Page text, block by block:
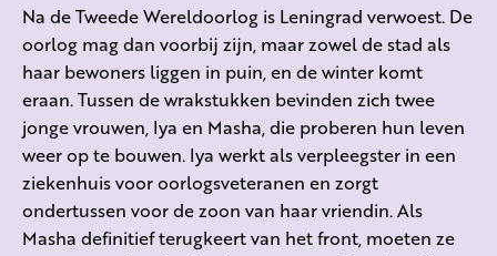
Na de Tweede Wereldoorlog is Leningrad verwoest. De
oorlog mag dan voorbij zijn, maar zowel de stad als
haar bewoners liggen in puin, en de winter komt
eraan. Tussen de wrakstukken bevinden zich twee
jonge vrouwen, Iya en Masha, die proberen hun leven
weer op te bouwen. Iya werkt als verpleegster in een
ziekenhuis voor oorlogsveteranen en zorgt
ondertussen voor de zoon van haar vriendin. Als
Masha definitief terugkeert van het front, moeten ze